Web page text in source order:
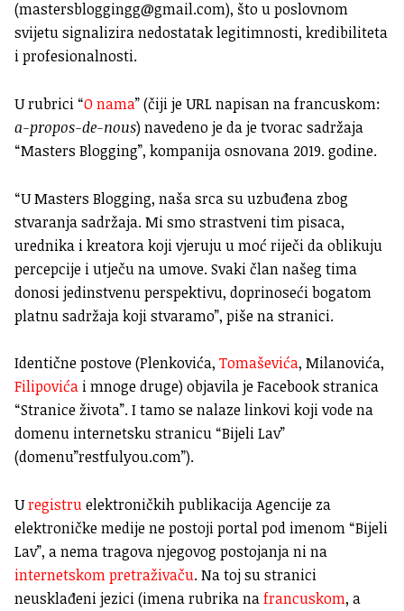
(mastersbloggingg@gmail.com), što u poslovnom
svijetusignalizira nedostatak legitimnosti, kredibiliteta
i profesionalnosti.
U rubrici “O nama” (čiji je URL napisan na francuskom:
a-propos-de-nous) navedeno je da je tvorac sadržaja
“Masters Blogging”, kompanija osnovana 2019. godine.
“U Masters Blogging, naša srca su uzbuđena zbog
stvaranja sadržaja. Mi smo strastveni tim pisaca,
urednika i kreatora koji vjeruju u moć riječi da oblikuju
percepcije i utječu na umove. Svaki član našeg tima
donosi jedinstvenu perspektivu, doprinoseći bogatom
platnu sadržaja koji stvaramo”, piše na stranici.
Identične postove (Plenkovića, Tomaševića, Milanovića,
Filipovića i mnoge druge) objavila je Facebook stranica
“Stranice života”. I tamo se nalaze linkovi koji vode na
domenu internetsku stranicu “Bijeli Lav”
(domenu”restfulyou.com”).
Uregistruelektroničkih publikacija Agencije za
elektroničke medije ne postoji portal pod imenom “Bijeli
Lav”, a nema tragova njegovog postojanja ni na
internetskom pretraživaču.Na toj su stranici
neusklađeni jezici (imena rubrika nafrancuskom, a